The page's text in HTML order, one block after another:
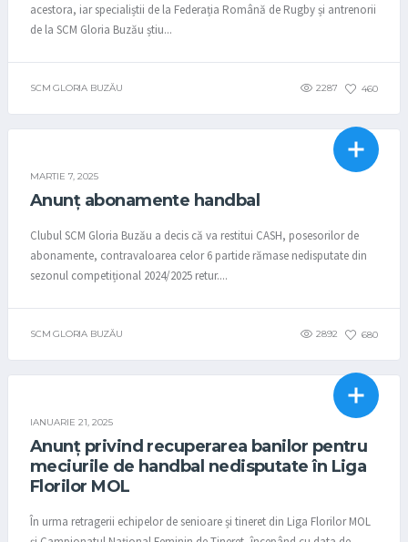
acestora, iar specialiștii de la Federația Română de Rugby și antrenorii
de la SCM Gloria Buzău știu...
SCM GLORIA BUZĂU 2287 460
MARTIE 7, 2025
Anunț abonamente handbal
Clubul SCM Gloria Buzău a decis că va restitui CASH, posesorilor de
abonamente, contravaloarea celor 6 partide rămase nedisputate din
sezonul competițional 2024/2025 retur....
SCM GLORIA BUZĂU 2892 680
IANUARIE 21, 2025
Anunț privind recuperarea banilor pentru
meciurile de handbal nedisputate în Liga
Florilor MOL
În urma retragerii echipelor de senioare și tineret din Liga Florilor MOL